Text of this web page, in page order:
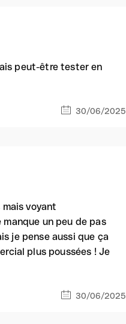
peut-être tester en
30/06/2025
voyant
un peu de pas
je pense aussi que ça
plus poussées ! Je
30/06/2025